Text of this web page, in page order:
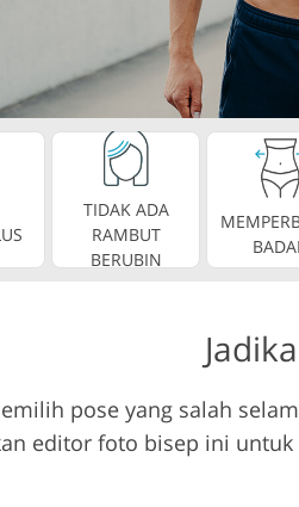
Perbaikan Produk
Layanan
TIDAK ADA
RAMBUT
BERUBIN
pose yang salah
editor foto bisep ini